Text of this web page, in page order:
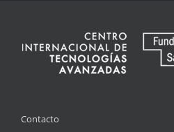
Contacto